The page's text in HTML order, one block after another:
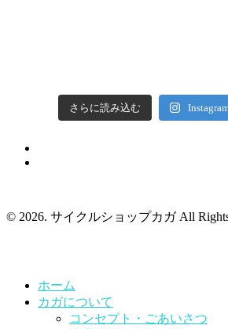
さらに読み込む
© 2026. サイクルショップカガ All Rights
ホーム
カガについて
コンセプト・ごあいさつ